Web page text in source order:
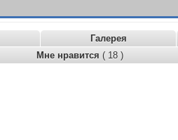
Галерея
Мне нравится ( 18 )